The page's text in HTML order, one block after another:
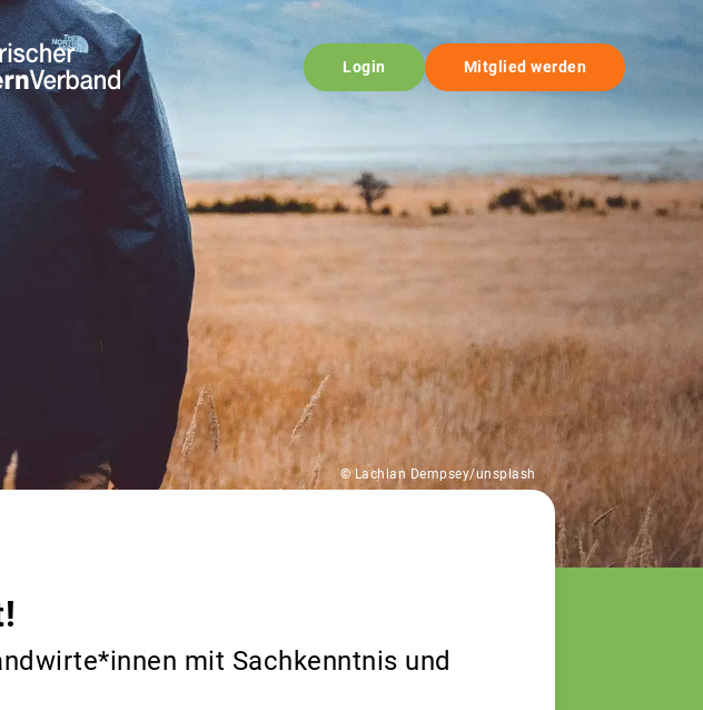
Login Mitglied werden
© Lachlan Dempsey/unsplash
mit Sachkenntnis und